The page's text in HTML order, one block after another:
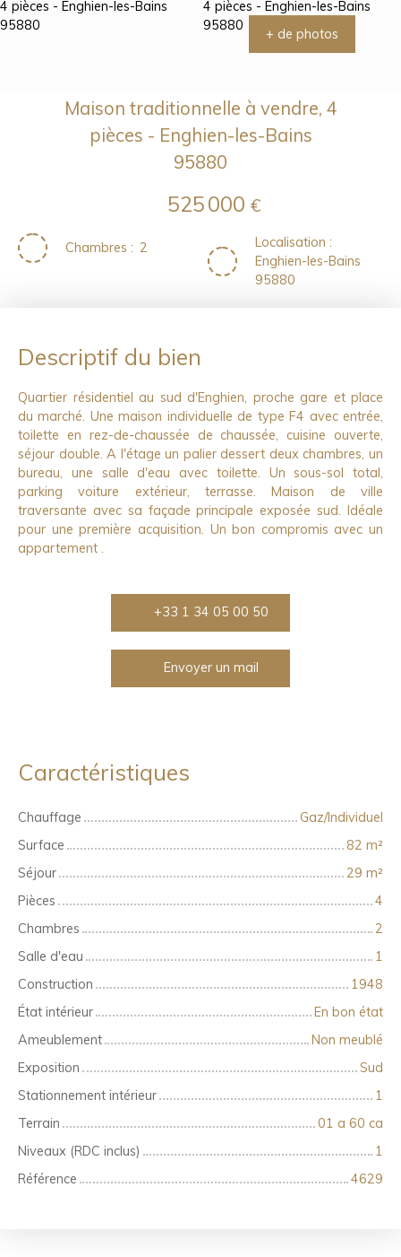
+ de photos
Maison traditionnelle à vendre, 4
pièces - Enghien-les-Bains
95880
525 000 €
Chambres : 2 Localisation :
Enghien-les-Bains
95880
Descriptif du bien
Quartier résidentiel au sud d'Enghien, proche gare et place
du marché. Une maison individuelle de type F4 avec entrée,
toilette en rez-de-chaussée de chaussée, cuisine ouverte,
séjour double. A l'étage un palier dessert deux chambres, un
bureau, une salle d'eau avec toilette. Un sous-sol total,
parking voiture extérieur, terrasse. Maison de ville
traversante avec sa façade principale exposée sud. Idéale
pour une première acquisition. Un bon compromis avec un
appartement .
+33 1 34 05 00 50
Envoyer un mail
Caractéristiques
Chauffage
Gaz/Individuel
Surface
82 m²
Séjour
29 m²
Pièces
4
Chambres
2
Salle d'eau
1
Construction
1948
État intérieur
En bon état
Ameublement
Non meublé
Exposition
Sud
Stationnement intérieur
1
Terrain
01 a 60 ca
Niveaux (RDC inclus)
1
Référence
4629